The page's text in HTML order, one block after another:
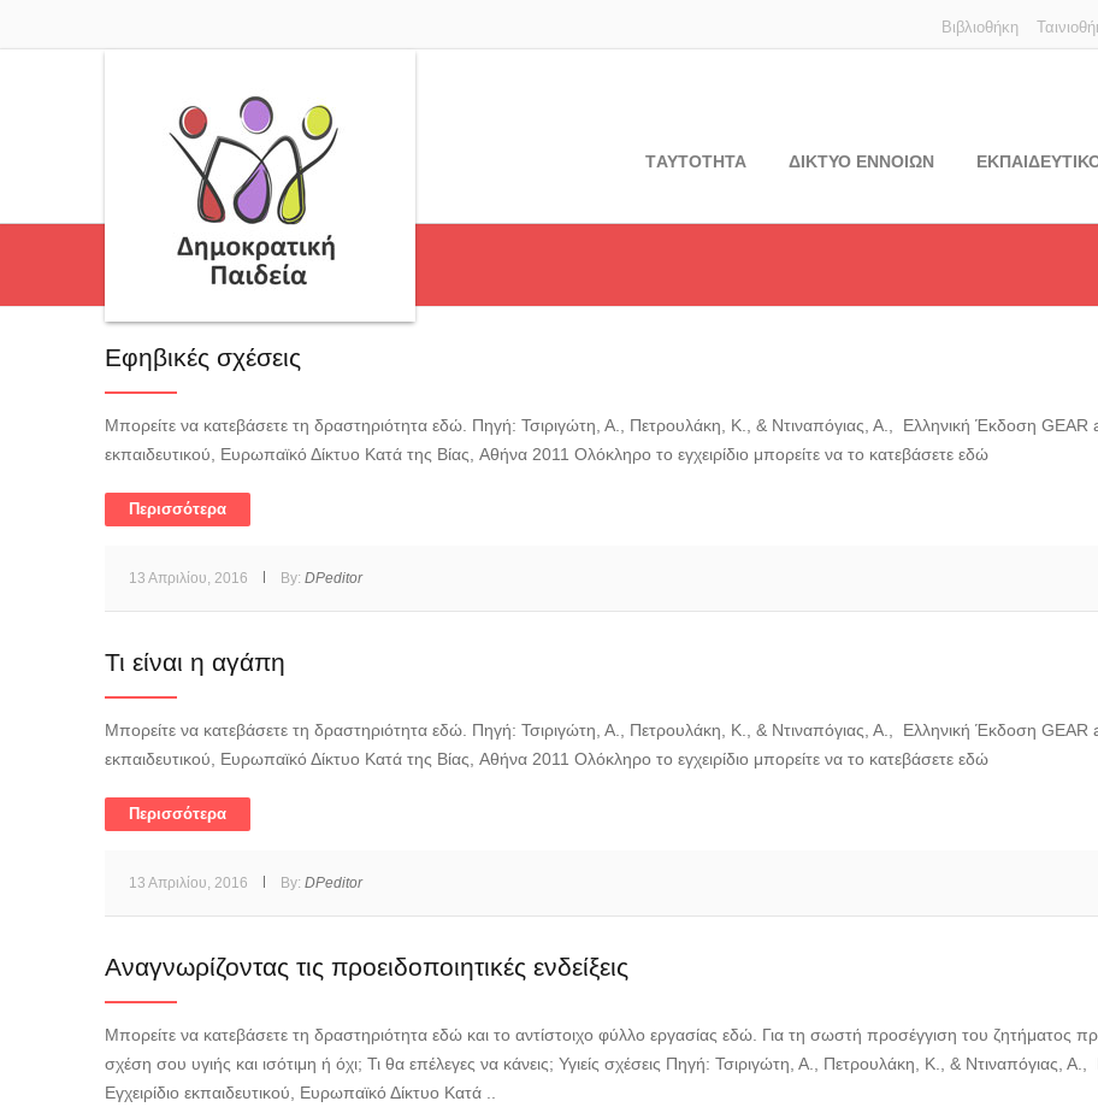
Βιβλιοθήκη
TΑΥΤΟΤΗΤΑ ΔΙΚΤΥΟ ΕΝΝΟΙΩΝ
Εφηβικές σχέσεις
Μπορείτε να κατεβάσετε τη δραστηριότητα εδώ. Πηγή: Τσιριγώτη, Α., Πετρουλάκη, Κ., & Ντιναπόγιας, Α., Ελληνική Έκδοση GEAR
εκπαιδευτικού, Ευρωπαϊκό Δίκτυο Κατά της Βίας, Αθήνα 2011 Ολόκληρο το εγχειρίδιο μπορείτε να το κατεβάσετε εδώ
Περισσότερα
13 Απριλίου, 2016 By: DPeditor
Τι είναι η αγάπη
Μπορείτε να κατεβάσετε τη δραστηριότητα εδώ. Πηγή: Τσιριγώτη, Α., Πετρουλάκη, Κ., & Ντιναπόγιας, Α., Ελληνική Έκδοση GEAR
εκπαιδευτικού, Ευρωπαϊκό Δίκτυο Κατά της Βίας, Αθήνα 2011 Ολόκληρο το εγχειρίδιο μπορείτε να το κατεβάσετε εδώ
Περισσότερα
13 Απριλίου, 2016 By: DPeditor
Αναγνωρίζοντας τις προειδοποιητικές ενδείξεις
Μπορείτε να κατεβάσετε τη δραστηριότητα εδώ και το αντίστοιχο φύλλο εργασίας εδώ. Για τη σωστή προσέγγιση του ζητήματος
σχέση σου υγιής και ισότιμη ή όχι; Τι θα επέλεγες να κάνεις; Υγιείς σχέσεις Πηγή: Τσιριγώτη, Α., Πετρουλάκη, Κ., & Ντιναπόγιας,
Εγχειρίδιο εκπαιδευτικού, Ευρωπαϊκό Δίκτυο Κατά ..